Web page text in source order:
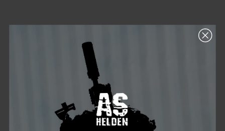
Produktinformationen "Mechanix
Handschuhe M-Pact Trigger Finger
Kurzbeschreibung
Die Mechanix M-Pact Trigger Finger